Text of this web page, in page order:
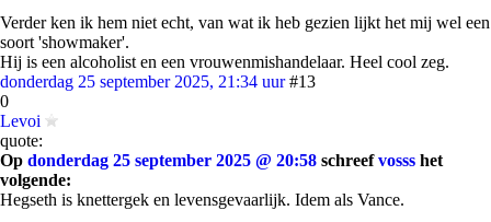
Verder ken ik hem niet echt, van wat ik heb gezien lijkt het mij wel een
soort 'showmaker'.
Hij is een alcoholist en een vrouwenmishandelaar. Heel cool zeg.
donderdag 25 september 2025, 21:34 uur #13
0
Levoi
quote:
Op donderdag 25 september 2025 @ 20:58 schreefvosss het
volgende:
Hegseth is knettergek en levensgevaarlijk. Idem als Vance.